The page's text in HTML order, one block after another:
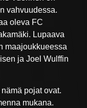
vahvuudessa.
oleva FC
Lupaava
maajoukkueessa
ja Joel Wulffin
pojat ovat.
mukana.